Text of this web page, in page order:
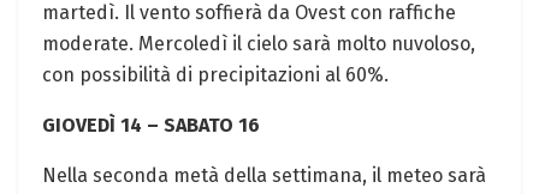
martedì. Il vento soffierà da Ovest con raffiche
moderate. Mercoledì il cielo sarà molto nuvoloso,
con possibilità di precipitazioni al 60%.
GIOVEDÌ 14 – SABATO 16
Nella seconda metà della settimana, il meteo sarà